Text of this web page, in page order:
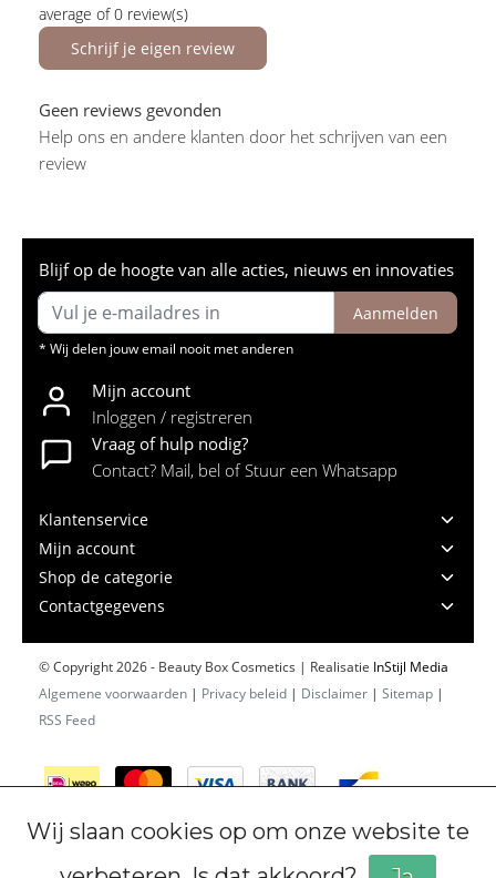
average of 0 review(s)
Schrijf je eigen review
Geen reviews gevonden
Help ons en andere klanten door het schrijven van een
review
Blijf op de hoogte van alle acties, nieuws en innovaties
Aanmelden
* Wij delen jouw email nooit met anderen
Mijn account
Inloggen / registreren
Vraag of hulp nodig?
Contact? Mail, bel of Stuur een Whatsapp
Klantenservice
Mijn account
Shop de categorie
Contactgegevens
© Copyright 2026 - Beauty Box Cosmetics | Realisatie InStijl Media
Algemene voorwaarden | Privacy beleid | Disclaimer | Sitemap |
RSS Feed
Wij slaan cookies op om onze website te